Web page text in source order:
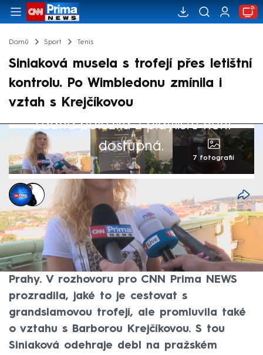
Domů Sport Tenis
Siniaková musela s trofejí přes letištní
kontrolu. Po Wimbledonu zmínila i
vztah s Krejčíkovou
Žádná položka z playlistu není
dostupná.
7 fotografií
Jiří Šlégl
Václav Černý
16. čvc 2024, 20:46
Návrat české wimbledonské hrdinky do
Česka. Kateřina Siniaková po vítězství ve
čtyřhře na londýnské trávě přiletěla do
Prahy. V rozhovoru pro CNN Prima NEWS
prozradila, jaké to je cestovat s
grandslamovou trofejí, ale promluvila také
o vztahu s Barborou Krejčíkovou. S tou
Siniaková odehraje debl na pražském